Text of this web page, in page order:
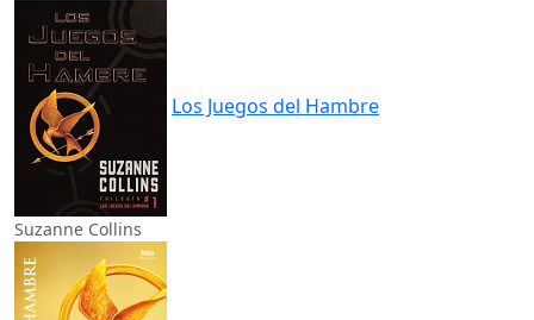
Los Juegos del Hambre
Suzanne Collins